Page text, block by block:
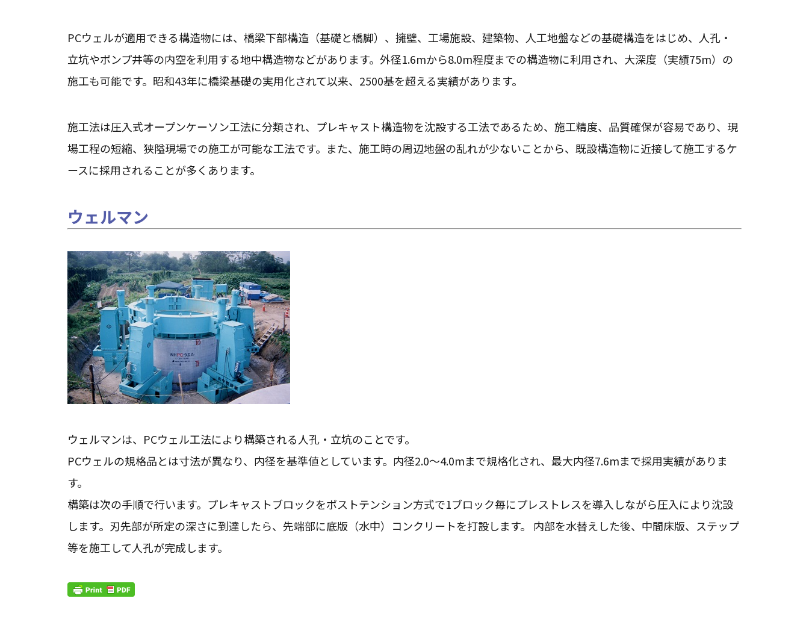
PCウェルが適用できる構造物には、橋梁下部構造（基礎と橋脚）、擁壁、工場施設、建築物、人工地盤などの基礎構造をはじめ、人孔・
立坑やポンプ井等の内空を利用する地中構造物などがあります。外径1.6mから8.0m程度までの構造物に利用され、大深度（実績75m）の
施工も可能です。昭和43年に橋梁基礎の実用化されて以来、2500基を超える実績があります。
施工法は圧入式オープンケーソン工法に分類され、プレキャスト構造物を沈設する工法であるため、施工精度、品質確保が容易であり、現
場工程の短縮、狭隘現場での施工が可能な工法です。また、施工時の周辺地盤の乱れが少ないことから、既設構造物に近接して施工するケ
ースに採用されることが多くあります。
ウェルマン
ウェルマンは、PCウェル工法により構築される人孔・立坑のことです。
PCウェルの規格品とは寸法が異なり、内径を基準値としています。内径2.0～4.0mまで規格化され、最大内径7.6mまで採用実績がありま
す。
構築は次の手順で行います。プレキャストブロックをポストテンション方式で1ブロック毎にプレストレスを導入しながら圧入により沈設
します。刃先部が所定の深さに到達したら、先端部に底版（水中）コンクリートを打設します。 内部を水替えした後、中間床版、ステップ
等を施工して人孔が完成します。